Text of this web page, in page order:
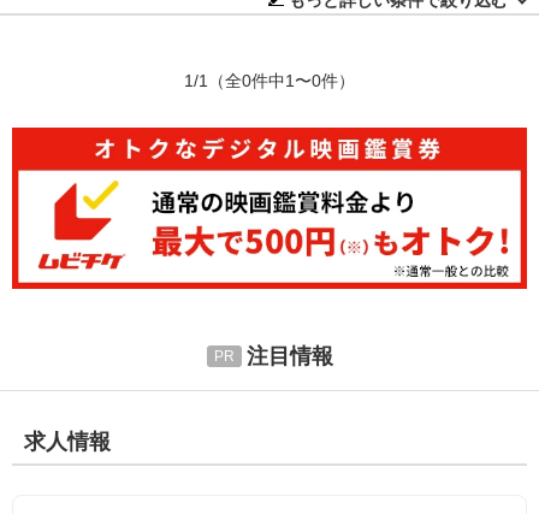
1/1 （全0件中1〜0件）
注目情報
求人情報